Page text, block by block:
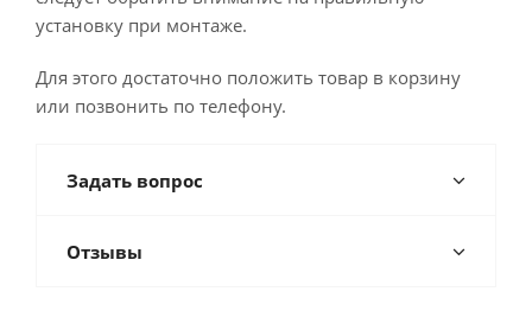
установку при монтаже.
Для этого достаточно положить товар в корзину
или позвонить по телефону.
Задать вопрос
Отзывы